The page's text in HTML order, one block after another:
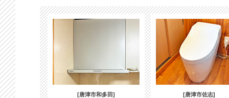
[唐津市和多田]
[唐津市佐志]